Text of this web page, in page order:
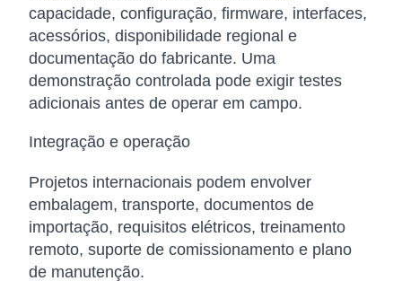
capacidade, configuração, firmware, interfaces,
acessórios, disponibilidade regional e
documentação do fabricante. Uma
demonstração controlada pode exigir testes
adicionais antes de operar em campo.
Integração e operação
Projetos internacionais podem envolver
embalagem, transporte, documentos de
importação, requisitos elétricos, treinamento
remoto, suporte de comissionamento e plano
de manutenção.